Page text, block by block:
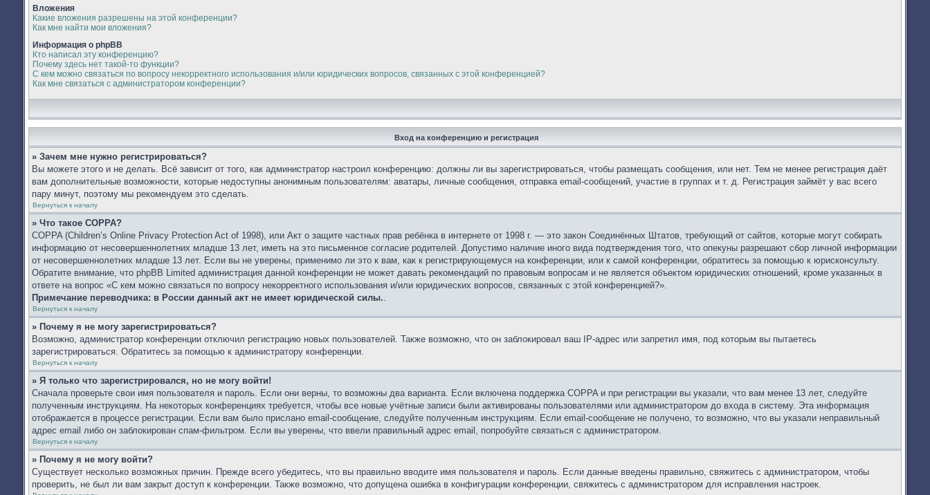
Вложения
Какие вложения разрешены на этой конференции?
Как мне найти мои вложения?
Информация о phpBB
Кто написал эту конференцию?
Почему здесь нет такой-то функции?
С кем можно связаться по вопросу некорректного использования и/или юридических вопросов, связанных с этой конференцией?
Как мне связаться с администратором конференции?
Вход на конференцию и регистрация
» Зачем мне нужно регистрироваться?
Вы можете этого и не делать. Всё зависит от того, как администратор настроил конференцию: должны ли вы зарегистрироваться, чтобы размещать сообщения, или нет. Тем не менее регистрация даёт
вам дополнительные возможности, которые недоступны анонимным пользователям: аватары, личные сообщения, отправка email-сообщений, участие в группах и т. д. Регистрация займёт у вас всего
пару минут, поэтому мы рекомендуем это сделать.
Вернуться к началу
» Что такое COPPA?
COPPA (Children’s Online Privacy Protection Act of 1998), или Акт о защите частных прав ребёнка в интернете от 1998 г. — это закон Соединённых Штатов, требующий от сайтов, которые могут собирать
информацию от несовершеннолетних младше 13 лет, иметь на это письменное согласие родителей. Допустимо наличие иного вида подтверждения того, что опекуны разрешают сбор личной информации
от несовершеннолетних младше 13 лет. Если вы не уверены, применимо ли это к вам, как к регистрирующемуся на конференции, или к самой конференции, обратитесь за помощью к юрисконсульту.
Обратите внимание, что phpBB Limited администрация данной конференции не может давать рекомендаций по правовым вопросам и не является объектом юридических отношений, кроме указанных в
ответе на вопрос «С кем можно связаться по вопросу некорректного использования и/или юридических вопросов, связанных с этой конференцией?».
Примечание переводчика: в России данный акт не имеет юридической силы..
Вернуться к началу
» Почему я не могу зарегистрироваться?
Возможно, администратор конференции отключил регистрацию новых пользователей. Также возможно, что он заблокировал ваш IP-адрес или запретил имя, под которым вы пытаетесь
зарегистрироваться. Обратитесь за помощью к администратору конференции.
Вернуться к началу
» Я только что зарегистрировался, но не могу войти!
Сначала проверьте свои имя пользователя и пароль. Если они верны, то возможны два варианта. Если включена поддержка COPPA и при регистрации вы указали, что вам менее 13 лет, следуйте
полученным инструкциям. На некоторых конференциях требуется, чтобы все новые учётные записи были активированы пользователями или администратором до входа в систему. Эта информация
отображается в процессе регистрации. Если вам было прислано email-сообщение, следуйте полученным инструкциям. Если email-сообщение не получено, то возможно, что вы указали неправильный
адрес email либо он заблокирован спам-фильтром. Если вы уверены, что ввели правильный адрес email, попробуйте связаться с администратором.
Вернуться к началу
» Почему я не могу войти?
Существует несколько возможных причин. Прежде всего убедитесь, что вы правильно вводите имя пользователя и пароль. Если данные введены правильно, свяжитесь с администратором, чтобы
проверить, не был ли вам закрыт доступ к конференции. Также возможно, что допущена ошибка в конфигурации конференции, свяжитесь с администратором для исправления настроек.